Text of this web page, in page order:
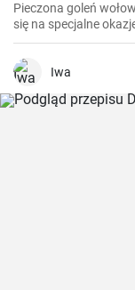
Pieczona goleń
się na specjalne
miękkie i soczyste po
podkreśla jego smak.
Iwa